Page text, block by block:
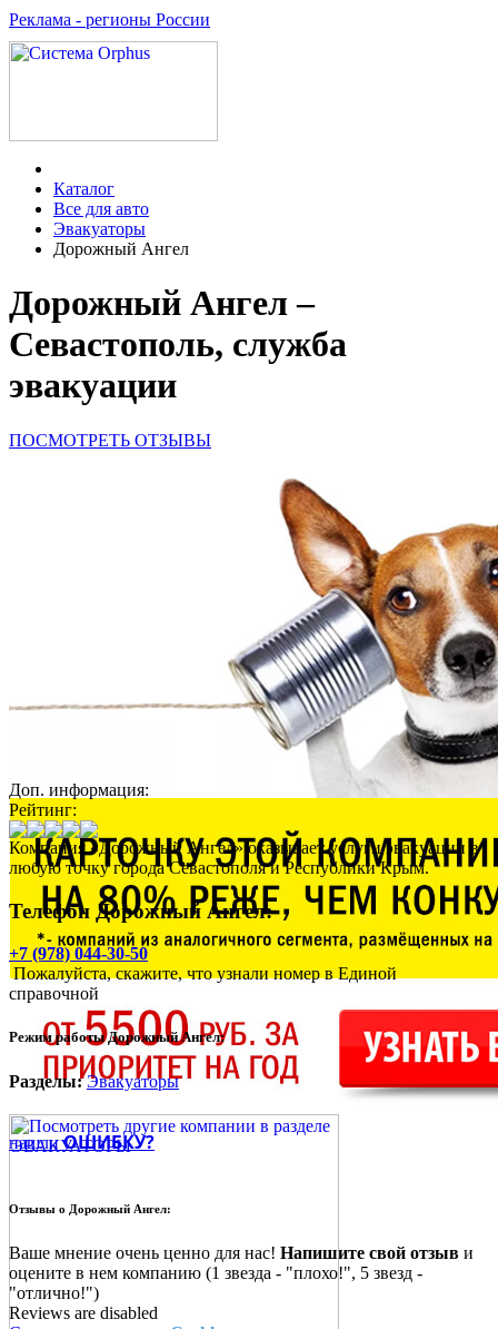
Реклама - регионы России
Каталог
Все для авто
Эвакуаторы
Дорожный Ангел
Дорожный Ангел –
Севастополь, служба
эвакуации
ПОСМОТРЕТЬ ОТЗЫВЫ
Доп. информация:
Рейтинг:
Компания «Дорожный Ангел» оказывает услуги эвакуации в
любую точку города Севастополя и Республики Крым.
Телефон Дорожный Ангел:
+7 (978) 044-30-50
Пожалуйста, скажите, что узнали номер в Единой
справочной
Режим работы Дорожный Ангел:
Разделы: Эвакуаторы
нашли ОШИБКУ?
Отзывы о Дорожный Ангел:
Ваше мнение очень ценно для нас! Напишите свой отзыв и
оцените в нем компанию (1 звезда - "плохо!", 5 звезд -
"отлично!")
Reviews are disabled